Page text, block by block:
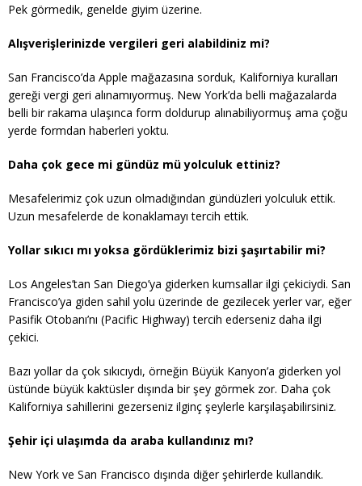
Pek görmedik, genelde giyim üzerine.
Alışverişlerinizde vergileri geri alabildiniz mi?
San Francisco’da Apple mağazasına sorduk, Kaliforniya kuralları
gereği vergi geri alınamıyormuş. New York’da belli mağazalarda
belli bir rakama ulaşınca form doldurup alınabiliyormuş ama çoğu
yerde formdan haberleri yoktu.
Daha çok gece mi gündüz mü yolculuk ettiniz?
Mesafelerimiz çok uzun olmadığından gündüzleri yolculuk ettik.
Uzun mesafelerde de konaklamayı tercih ettik.
Yollar sıkıcı mı yoksa gördüklerimiz bizi şaşırtabilir mi?
Los Angeles’tan San Diego’ya giderken kumsallar ilgi çekiciydi. San
Francisco’ya giden sahil yolu üzerinde de gezilecek yerler var, eğer
Pasifik Otobanı’nı (Pacific Highway) tercih ederseniz daha ilgi
çekici.
Bazı yollar da çok sıkıcıydı, örneğin Büyük Kanyon’a giderken yol
üstünde büyük kaktüsler dışında bir şey görmek zor. Daha çok
Kaliforniya sahillerini gezerseniz ilginç şeylerle karşılaşabilirsiniz.
Şehir içi ulaşımda da araba kullandınız mı?
New York ve San Francisco dışında diğer şehirlerde kullandık.